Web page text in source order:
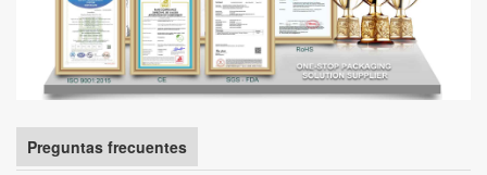
Preguntas frecuentes